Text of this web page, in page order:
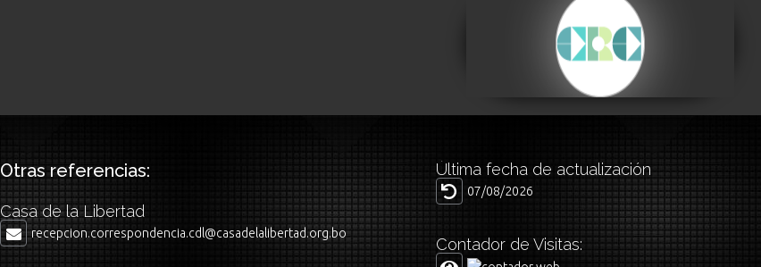
Centro de la
Revolución Cultural
Otras referencias:
Casa de la Libertad
recepcion.correspondencia.cdl@casadelalibertad.org.bo
Última fecha de actualización
07/08/2026
Contador de Visitas: